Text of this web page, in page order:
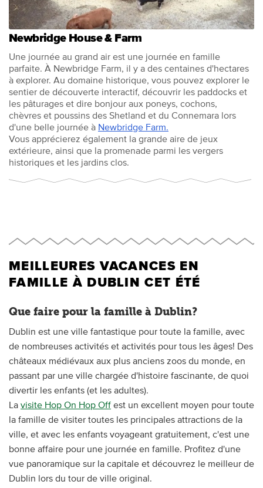
Newbridge House & Farm
Une journée au grand air est une journée en famille
parfaite. À Newbridge Farm, il y a des centaines d'hectares
à explorer. Au domaine historique, vous pouvez explorer le
sentier de découverte interactif, découvrir les paddocks et
les pâturages et dire bonjour aux poneys, cochons,
chèvres et poussins des Shetland et du Connemara lors
d'une belle journée à Newbridge Farm.
Vous apprécierez également la grande aire de jeux
extérieure, ainsi que la promenade parmi les vergers
historiques et les jardins clos.
MEILLEURES VACANCES EN
FAMILLE À DUBLIN CET ÉTÉ
Que faire pour la famille à Dublin?
Dublin est une ville fantastique pour toute la famille, avec
de nombreuses activités et activités pour tous les âges! Des
châteaux médiévaux aux plus anciens zoos du monde, en
passant par une ville chargée d'histoire fascinante, de quoi
divertir les enfants (et les adultes).
La visite Hop On Hop Off est un excellent moyen pour toute
la famille de visiter toutes les principales attractions de la
ville, et avec les enfants voyageant gratuitement, c'est une
bonne affaire pour une journée en famille. Profitez d'une
vue panoramique sur la capitale et découvrez le meilleur de
Dublin lors du tour de ville original.